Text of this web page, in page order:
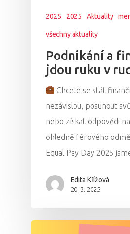
2025 2025 Aktuality
všechny aktuality
Podnikání a
jdou ruku v
Chcete se stát
nezávislou, posunout
nebo získat odpovědi
ohledně férového
Equal Pay Day 2025
Edita Křížová
20. 3. 2025